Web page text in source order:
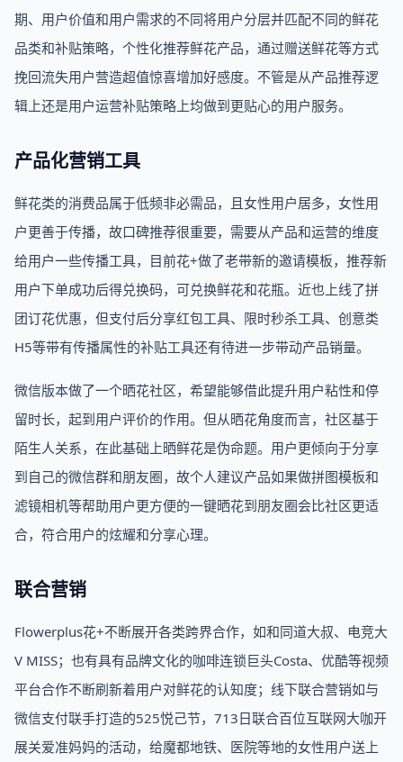
期、用户价值和用户需求的不同将用户分层并匹配不同的鲜花
品类和补贴策略，个性化推荐鲜花产品，通过赠送鲜花等方式
挽回流失用户营造超值惊喜增加好感度。不管是从产品推荐逻
辑上还是用户运营补贴策略上均做到更贴心的用户服务。
产品化营销工具
鲜花类的消费品属于低频非必需品，且女性用户居多，女性用
户更善于传播，故口碑推荐很重要，需要从产品和运营的维度
给用户一些传播工具，目前花+做了老带新的邀请模板，推荐新
用户下单成功后得兑换码，可兑换鲜花和花瓶。近也上线了拼
团订花优惠，但支付后分享红包工具、限时秒杀工具、创意类
H5等带有传播属性的补贴工具还有待进一步带动产品销量。
微信版本做了一个晒花社区，希望能够借此提升用户粘性和停
留时长，起到用户评价的作用。但从晒花角度而言，社区基于
陌生人关系，在此基础上晒鲜花是伪命题。用户更倾向于分享
到自己的微信群和朋友圈，故个人建议产品如果做拼图模板和
滤镜相机等帮助用户更方便的一键晒花到朋友圈会比社区更适
合，符合用户的炫耀和分享心理。
联合营销
Flowerplus花+不断展开各类跨界合作，如和同道大叔、电竞大
V MISS；也有具有品牌文化的咖啡连锁巨头Costa、优酷等视频
平台合作不断刷新着用户对鲜花的认知度；线下联合营销如与
微信支付联手打造的525悦己节，713日联合百位互联网大咖开
展关爱准妈妈的活动，给魔都地铁、医院等地的女性用户送上